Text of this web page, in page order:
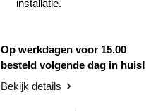
installatie.
Op werkdagen voor 15.00
besteld volgende dag in huis!
Bekijk details